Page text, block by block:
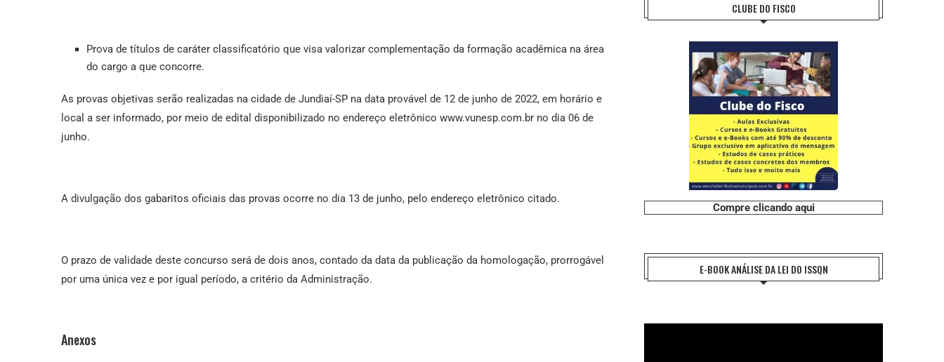
Prova de títulos de caráter classificatório que visa valorizar complementação da formação acadêmica na área
do cargo a que concorre.
As provas objetivas serão realizadas na cidade de Jundiaí-SP na data provável de 12 de junho de 2022, em horário e
local a ser informado, por meio de edital disponibilizado no endereço eletrônico www.vunesp.com.br no dia 06 de
junho.
A divulgação dos gabaritos oficiais das provas ocorre no dia 13 de junho, pelo endereço eletrônico citado.
O prazo de validade deste concurso será de dois anos, contado da data da publicação da homologação, prorrogável
por uma única vez e por igual período, a critério da Administração.
Anexos
CLUBE DO FISCO
Compre clicando aqui
E-BOOK ANÁLISE DA LEI DO ISSQN